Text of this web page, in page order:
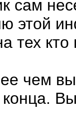
сам
этой
тех
чем